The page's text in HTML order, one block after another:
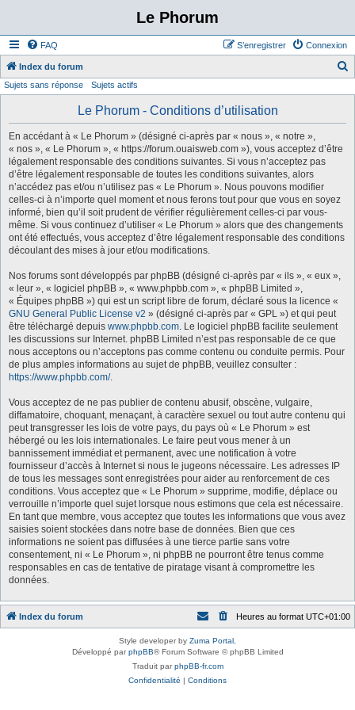
Le Phorum
FAQ Connexion
S’enregistrer
Index du forum
Sujets sans réponse Sujets actifs
Le Phorum - Conditions d’utilisation
En accédant à « Le Phorum » (désigné ci-après par « nous », « notre »,
« nos », « Le Phorum », « https://forum.ouaisweb.com »), vous acceptez d’être
légalement responsable des conditions suivantes. Si vous n’acceptez pas
d’être légalement responsable de toutes les conditions suivantes, alors
n’accédez pas et/ou n’utilisez pas « Le Phorum ». Nous pouvons modifier
celles-ci à n’importe quel moment et nous ferons tout pour que vous en soyez
informé, bien qu’il soit prudent de vérifier régulièrement celles-ci par vous-
même. Si vous continuez d’utiliser « Le Phorum » alors que des changements
ont été effectués, vous acceptez d’être légalement responsable des conditions
découlant des mises à jour et/ou modifications.
Nos forums sont développés par phpBB (désigné ci-après par « ils », « eux »,
« leur », « logiciel phpBB », « www.phpbb.com », « phpBB Limited »,
« Équipes phpBB ») qui est un script libre de forum, déclaré sous la licence «
GNU General Public License v2 » (désigné ci-après par « GPL ») et qui peut
être téléchargé depuis www.phpbb.com. Le logiciel phpBB facilite seulement
les discussions sur Internet. phpBB Limited n’est pas responsable de ce que
nous acceptons ou n’acceptons pas comme contenu ou conduite permis. Pour
de plus amples informations au sujet de phpBB, veuillez consulter :
https://www.phpbb.com/.
Vous acceptez de ne pas publier de contenu abusif, obscène, vulgaire,
diffamatoire, choquant, menaçant, à caractère sexuel ou tout autre contenu qui
peut transgresser les lois de votre pays, du pays où « Le Phorum » est
hébergé ou les lois internationales. Le faire peut vous mener à un
bannissement immédiat et permanent, avec une notification à votre
fournisseur d’accès à Internet si nous le jugeons nécessaire. Les adresses IP
de tous les messages sont enregistrées pour aider au renforcement de ces
conditions. Vous acceptez que « Le Phorum » supprime, modifie, déplace ou
verrouille n’importe quel sujet lorsque nous estimons que cela est nécessaire.
En tant que membre, vous acceptez que toutes les informations que vous avez
saisies soient stockées dans notre base de données. Bien que ces
informations ne soient pas diffusées à une tierce partie sans votre
consentement, ni « Le Phorum », ni phpBB ne pourront être tenus comme
responsables en cas de tentative de piratage visant à compromettre les
données.
Index du forum Heures au format UTC+01:00
Style developer by Zuma Portal
Développé parphpBB® Forum Software © phpBB Limited
Traduit parphpBB-fr.com
Confidentialité | Conditions